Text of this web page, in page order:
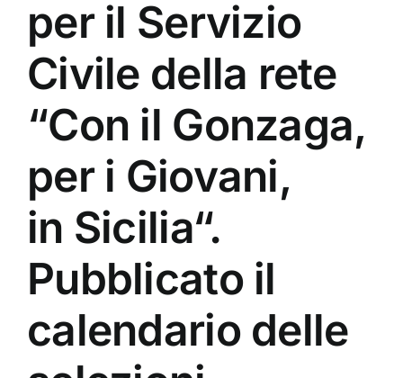
per il Servizio
Civile della rete
“Con il Gonzaga,
per i Giovani,
in Sicilia“.
Pubblicato il
calendario delle